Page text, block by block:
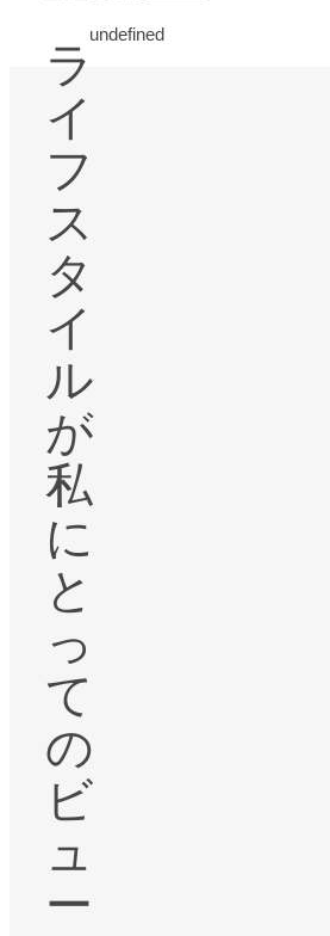
ラ
イ
フ
ス
タ
イ
ル
が
私
に
と
っ
て
の
ビ
ュ
ー
undefined